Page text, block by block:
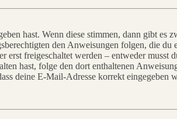
hast. Wenn diese stimmen, dann gibt es
den Anweisungen folgen, die
freigeschaltet werden – entweder musst
hast, folge den dort enthaltenen
deine E-Mail-Adresse korrekt eingegeben